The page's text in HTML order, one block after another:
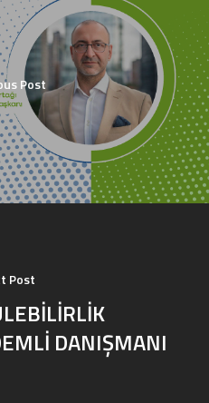
Post
Post
DANIŞMANI